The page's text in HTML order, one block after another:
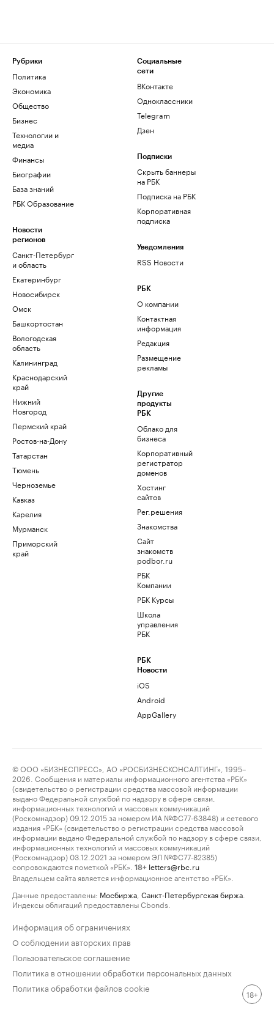
Рубрики
Политика
Экономика
Общество
Бизнес
Технологии и
медиа
Финансы
Биографии
База знаний
РБК Образование
Новости
регионов
Санкт-Петербург
и область
Екатеринбург
Новосибирск
Омск
Башкортостан
Вологодская
область
Калининград
Краснодарский
край
Нижний
Новгород
Пермский край
Ростов-на-Дону
Татарстан
Тюмень
Черноземье
Кавказ
Карелия
Мурманск
Приморский
край
Социальные
сети
ВКонтакте
Одноклассники
Telegram
Дзен
Подписки
Скрыть баннеры
на РБК
Подписка на РБК
Корпоративная
подписка
Уведомления
RSS Новости
РБК
О компании
Контактная
информация
Редакция
Размещение
рекламы
Другие
продукты
РБК
Облако для
бизнеса
Корпоративный
регистратор
доменов
Хостинг
сайтов
Рег.решения
Знакомства
Сайт
знакомств
podbor.ru
РБК
Компании
РБК Курсы
Школа
управления
РБК
РБК
Новости
iOS
Android
AppGallery
© ООО «БИЗНЕСПРЕСС», АО «РОСБИЗНЕСКОНСАЛТИНГ», 1995–
2026. Сообщения и материалы информационного агентства «РБК»
(свидетельство о регистрации средства массовой информации
выдано Федеральной службой по надзору в сфере связи,
информационных технологий и массовых коммуникаций
(Роскомнадзор) 09.12.2015 за номером ИА №ФС77-63848) и сетевого
издания «РБК» (свидетельство о регистрации средства массовой
информации выдано Федеральной службой по надзору в сфере связи,
информационных технологий и массовых коммуникаций
(Роскомнадзор) 03.12.2021 за номером ЭЛ №ФС77-82385)
сопровождаются пометкой «РБК».
18+ letters@rbc.ru
Владельцем сайта является информационное агентство «РБК».
Данные предоставлены: Мосбиржа Санкт-Петербургская биржа
Индексы облигаций предоставлены Cbonds.
Информация об ограничениях
О соблюдении авторских прав
Пользовательское соглашение
Политика в отношении обработки персональных данных
Политика обработки файлов cookie
18+